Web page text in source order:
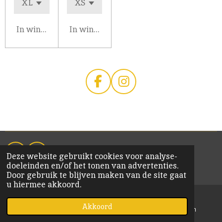
Deze website gebruikt cookies voor analyse-
doeleinden en/of het tonen van advertenties.
Door gebruik te blijven maken van de site gaat
u hiermee akkoord.
Akkoord
In winkelwagenIn winkelwagen
F
a
b
o
o
k
I
n
a
g
r
a
m
F
a
c
e
o
I
n
s
t
r
© 2020 KiM Bornem
Kaart Instagram